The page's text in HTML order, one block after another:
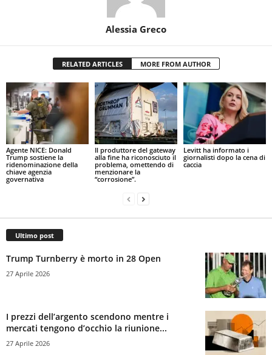
Alessia Greco
RELATED ARTICLES MORE FROM AUTHOR
Agente NICE: Donald
Trump sostiene la
ridenominazione della
chiave agenzia
governativa
Il produttore del gateway
alla fine ha riconosciuto il
problema, omettendo di
menzionare la
“corrosione”.
Levitt ha informato i
giornalisti dopo la cena di
caccia
Ultimo post
Trump Turnberry è morto in 28 Open
27 Aprile 2026
I prezzi dell’argento scendono mentre i
mercati tengono d’occhio la riunione...
27 Aprile 2026